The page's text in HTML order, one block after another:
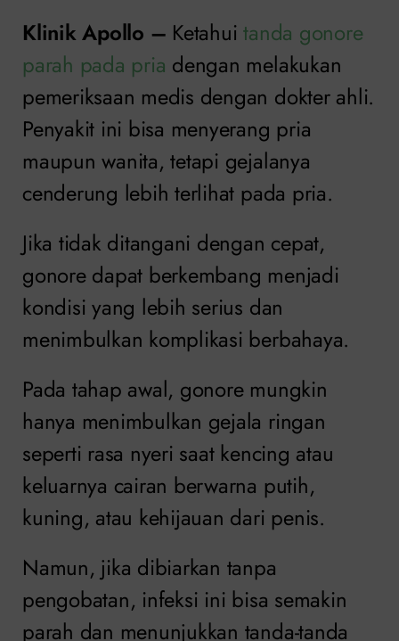
Klinik Apollo – Ketahuitanda gonore
parah pada pria dengan melakukan
pemeriksaan medis dengan dokter ahli.
Penyakit ini bisa menyerang pria
maupun wanita, tetapi gejalanya
cenderung lebih terlihat pada pria.
Jika tidak ditangani dengan cepat,
gonore dapat berkembang menjadi
kondisi yang lebih serius dan
menimbulkan komplikasi berbahaya.
Pada tahap awal, gonore mungkin
hanya menimbulkan gejala ringan
seperti rasa nyeri saat kencing atau
keluarnya cairan berwarna putih,
kuning, atau kehijauan dari penis.
Namun, jika dibiarkan tanpa
pengobatan, infeksi ini bisa semakin
parah dan menunjukkan tanda-tanda